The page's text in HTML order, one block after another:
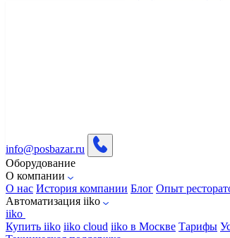
info@posbazar.ru
Оборудование
О компании
О нас История компании Блог Опыт
Автоматизация iiko
iiko
Купить iiko iiko cloud iiko в Москве Тарифы